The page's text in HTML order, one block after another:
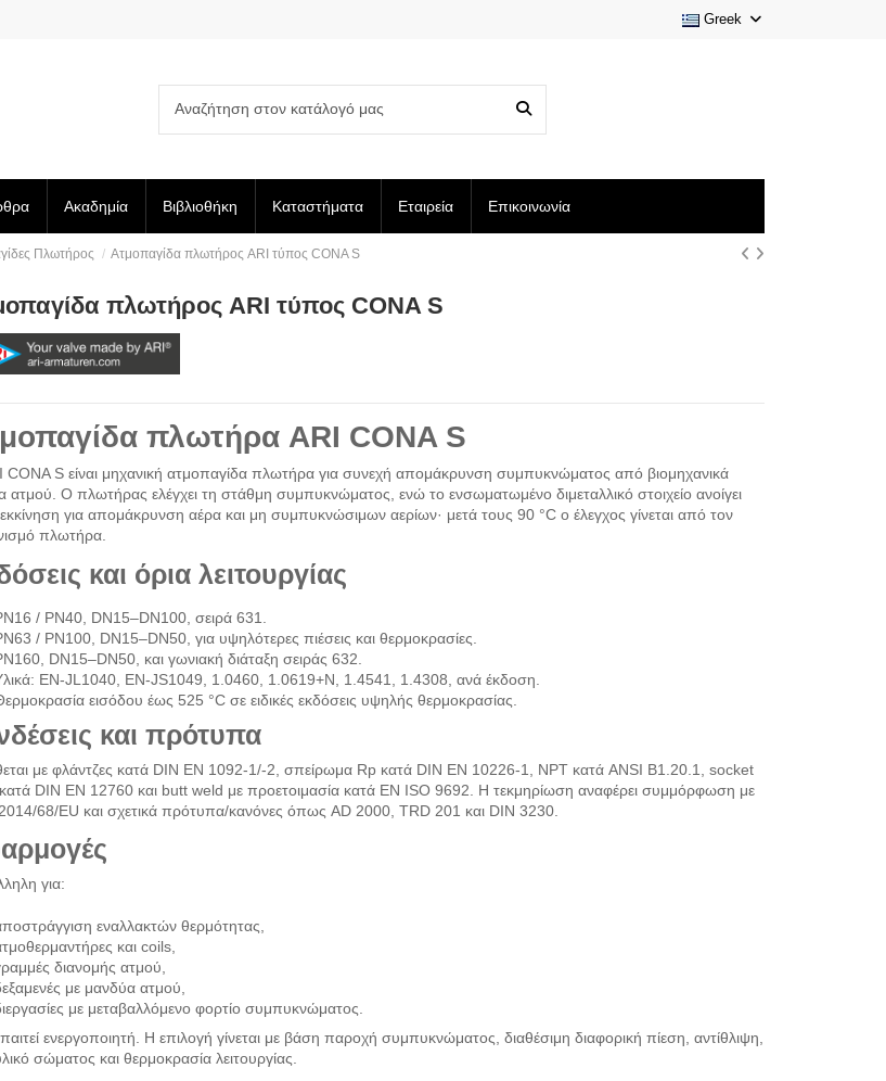
Greek
Ακαδημία Βιβλιοθήκη Καταστήματα Εταιρεία Επικοινωνία
Πλωτήρος Ατμοπαγίδα πλωτήρος ARI τύπος CONA S
πλωτήρος ARI τύπος CONA S
πλωτήρα ARI CONA S
CONA S είναι μηχανική ατμοπαγίδα πλωτήρα για συνεχή απομάκρυνση συμπυκνώματος από βιομηχανικά
ατμού. Ο πλωτήρας ελέγχει τη στάθμη συμπυκνώματος, ενώ το ενσωματωμένο διμεταλλικό στοιχείο ανοίγει
για απομάκρυνση αέρα και μη συμπυκνώσιμων αερίων· μετά τους 90 °C ο έλεγχος γίνεται από τον
πλωτήρα.
και όρια λειτουργίας
/ PN40, DN15–DN100, σειρά 631.
/ PN100, DN15–DN50, για υψηλότερες πιέσεις και θερμοκρασίες.
DN15–DN50, και γωνιακή διάταξη σειράς 632.
EN-JL1040, EN-JS1049, 1.0460, 1.0619+N, 1.4541, 1.4308, ανά έκδοση.
εισόδου έως 525 °C σε ειδικές εκδόσεις υψηλής θερμοκρασίας.
και πρότυπα
με φλάντζες κατά DIN EN 1092-1/-2, σπείρωμα Rp κατά DIN EN 10226-1, NPT κατά ANSI B1.20.1, socket
DIN EN 12760 και butt weld με προετοιμασία κατά EN ISO 9692. Η τεκμηρίωση αναφέρει συμμόρφωση με
68/EU και σχετικά πρότυπα/κανόνες όπως AD 2000, TRD 201 και DIN 3230.
για:
εναλλακτών θερμότητας,
και coils,
διανομής ατμού,
με μανδύα ατμού,
με μεταβαλλόμενο φορτίο συμπυκνώματος.
ενεργοποιητή. Η επιλογή γίνεται με βάση παροχή συμπυκνώματος, διαθέσιμη διαφορική πίεση, αντίθλιψη,
σώματος και θερμοκρασία λειτουργίας.